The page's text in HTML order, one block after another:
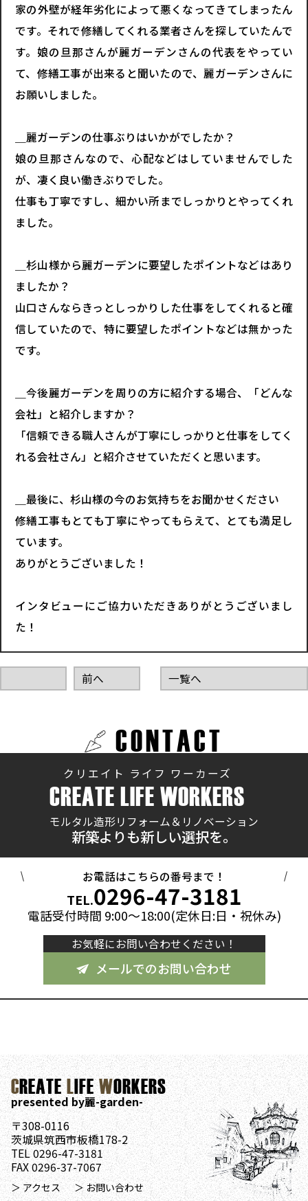
家の外壁が経年劣化によって悪くなってきてしまったん
です。それで修繕してくれる業者さんを探していたんで
す。娘の旦那さんが麗ガーデンさんの代表をやってい
て、修繕工事が出来ると聞いたので、麗ガーデンさんに
お願いしました。
＿麗ガーデンの仕事ぶりはいかがでしたか？
娘の旦那さんなので、心配などはしていませんでした
が、凄く良い働きぶりでした。
仕事も丁寧ですし、細かい所までしっかりとやってくれ
ました。
＿杉山様から麗ガーデンに要望したポイントなどはあり
ましたか？
山口さんならきっとしっかりした仕事をしてくれると確
信していたので、特に要望したポイントなどは無かった
です。
＿今後麗ガーデンを周りの方に紹介する場合、「どんな
会社」と紹介しますか？
「信頼できる職人さんが丁寧にしっかりと仕事をしてく
れる会社さん」と紹介させていただくと思います。
＿最後に、杉山様の今のお気持ちをお聞かせください
修繕工事もとても丁寧にやってもらえて、とても満足し
ています。
ありがとうございました！
インタビューにご協力いただきありがとうございまし
た！
前へ 一覧へ
CONTACT
クリエイト ライフ ワーカーズ
CREATE LIFE WORKERS
モルタル造形リフォーム＆リノベーション
新築よりも新しい選択を。
お電話はこちらの番号まで！
TEL.0296-47-3181
電話受付時間 9:00～18:00(定休日:日・祝休み)
お気軽にお問い合わせください！
メールでのお問い合わせ
CREATELIFEWORKERS
presented by麗-garden-
〒308-0116
茨城県筑西市板橋178-2
TEL 0296-47-3181
FAX 0296-37-7067
＞ アクセス ＞ お問い合わせ